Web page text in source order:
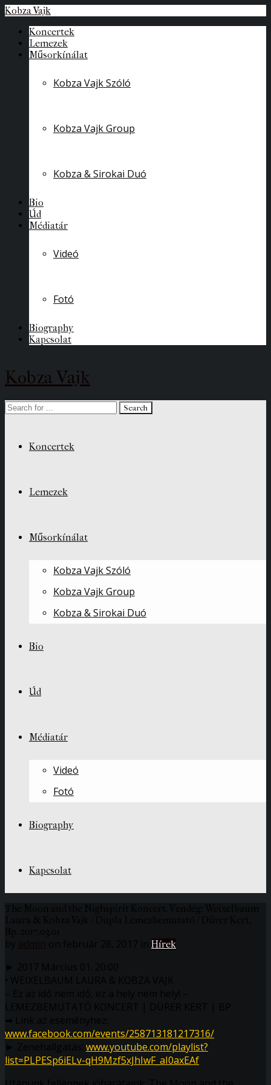
Kobza Vajk
Koncertek
Lemezek
Műsorkínálat
Kobza Vajk Szóló
Kobza Vajk Group
Kobza & Sirokai Duó
Bio
Úd
Médiatár
Videó
Fotó
Biography
Kapcsolat
Kobza Vajk
Koncertek
Lemezek
Műsorkínálat
Kobza Vajk Szóló
Kobza Vajk Group
Kobza & Sirokai Duó
Bio
Úd
Médiatár
Videó
Fotó
Biography
Kapcsolat
Hírek
www.facebook.com/events/258713181217316/
www.youtube.com/playlist?
list=PLPESp6iELv-qH9Mzf5xJhIwF_aI0axEAf